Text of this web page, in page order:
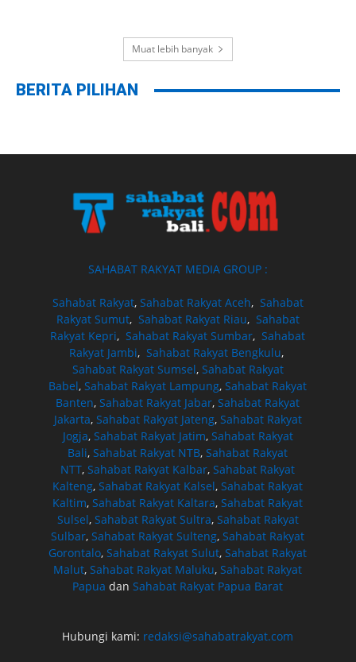
Muat lebih banyak
BERITA PILIHAN
SAHABAT RAKYAT MEDIA GROUP :
Sahabat Rakyat, Sahabat Rakyat Aceh, Sahabat
Rakyat Sumut, Sahabat Rakyat Riau, Sahabat
Rakyat Kepri, Sahabat Rakyat Sumbar, Sahabat
Rakyat Jambi, Sahabat Rakyat Bengkulu,
Sahabat Rakyat Sumsel, Sahabat Rakyat
Babel, Sahabat Rakyat Lampung, Sahabat Rakyat
Banten, Sahabat Rakyat Jabar, Sahabat Rakyat
Jakarta, Sahabat Rakyat Jateng, Sahabat Rakyat
Jogja, Sahabat Rakyat Jatim, Sahabat Rakyat
Bali, Sahabat Rakyat NTB, Sahabat Rakyat
NTT, Sahabat Rakyat Kalbar, Sahabat Rakyat
Kalteng, Sahabat Rakyat Kalsel, Sahabat Rakyat
Kaltim, Sahabat Rakyat Kaltara, Sahabat Rakyat
Sulsel, Sahabat Rakyat Sultra, Sahabat Rakyat
Sulbar, Sahabat Rakyat Sulteng, Sahabat Rakyat
Gorontalo, Sahabat Rakyat Sulut, Sahabat Rakyat
Malut, Sahabat Rakyat Maluku, Sahabat Rakyat
Papua dan Sahabat Rakyat Papua Barat
Hubungi kami: redaksi@sahabatrakyat.com